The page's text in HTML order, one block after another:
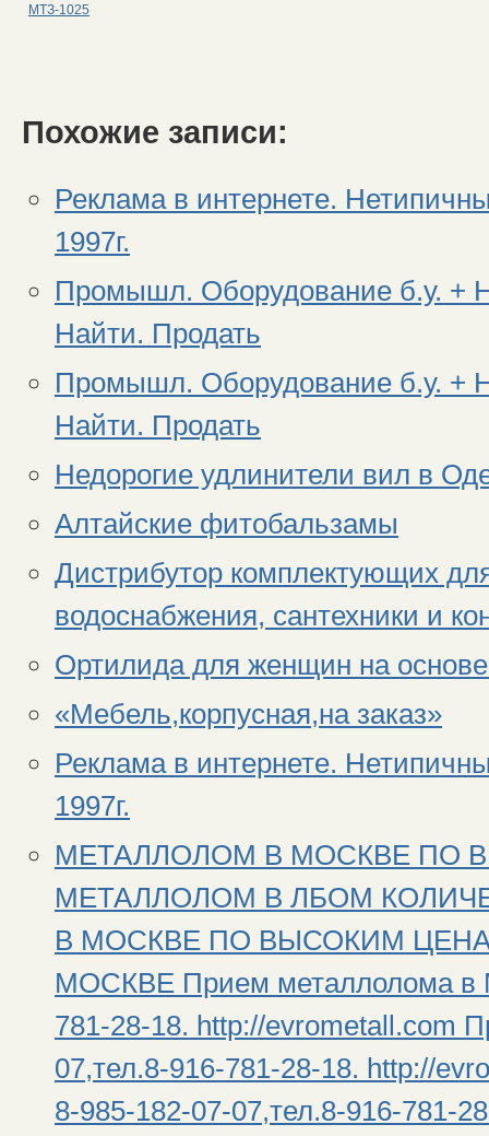
МТЗ-1025
Похожие записи:
Реклама в интернете.
1997г.
Промышл. Оборудование б.у. +
Найти. Продать
Промышл. Оборудование б.у. +
Найти. Продать
Недорогие удлинители вил в
Алтайские фитобальзамы
Дистрибутор комплектующих
водоснабжения, сантехники и
Ортилида для женщин на
«Мебель,корпусная,на заказ»
Реклама в интернете.
1997г.
МЕТАЛЛОЛОМ В МОСКВЕ ПО
МЕТАЛЛОЛОМ В ЛБОМ
В МОСКВЕ ПО ВЫСОКИМ
МОСКВЕ Прием металлолома в
781-28-18. http://evrometall.com
07,тел.8-916-781-28-18. http://
8-985-182-07-07,тел.8-916-781-